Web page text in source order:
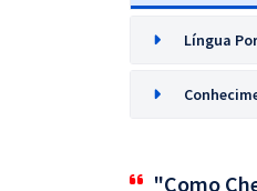
Língua
"Como